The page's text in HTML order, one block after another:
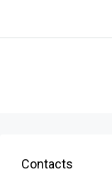
Contacts